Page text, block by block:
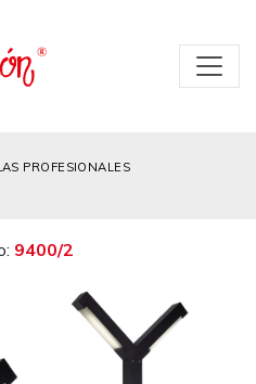
PROFESIONALES
9400/2